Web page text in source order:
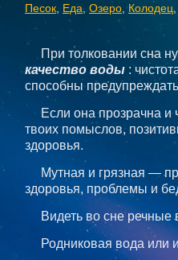
Песок Еда Озеро Колодец,
При толковании сна
качество воды :
способны
Если она прозрачна и
твоих помыслов,
здоровья.
Мутная и грязная —
здоровья, проблемы и
Видеть во сне
Родниковая вода или